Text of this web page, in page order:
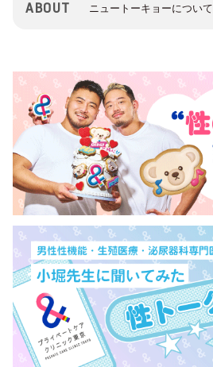
ABOUT ニュートーキョーについて